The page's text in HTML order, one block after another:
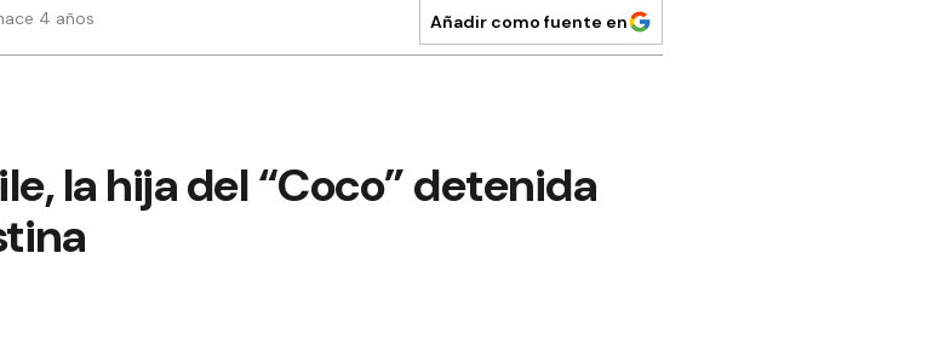
4 años Añadir como fuente en
la hija del “Coco” detenida